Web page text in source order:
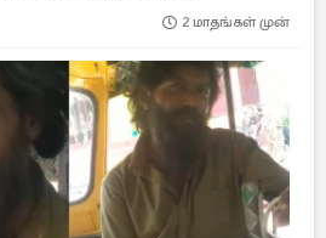
2 மாதங்கள் முன்